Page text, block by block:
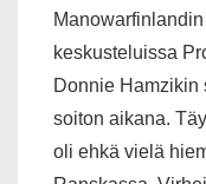
keskusteluissa
Donnie Hamzikin
soiton aikana.
oli ehkä vielä